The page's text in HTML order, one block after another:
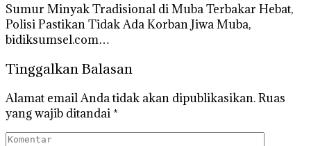
Sumur Minyak Tradisional di Muba Terbakar Hebat,
Polisi Pastikan Tidak Ada Korban Jiwa Muba,
bidiksumsel.com…
Tinggalkan Balasan
Alamat email Anda tidak akan dipublikasikan.Ruas
yang wajib ditandai *